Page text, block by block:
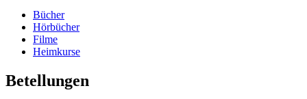
Bücher
Hörbücher
Filme
Heimkurse
Betellungen